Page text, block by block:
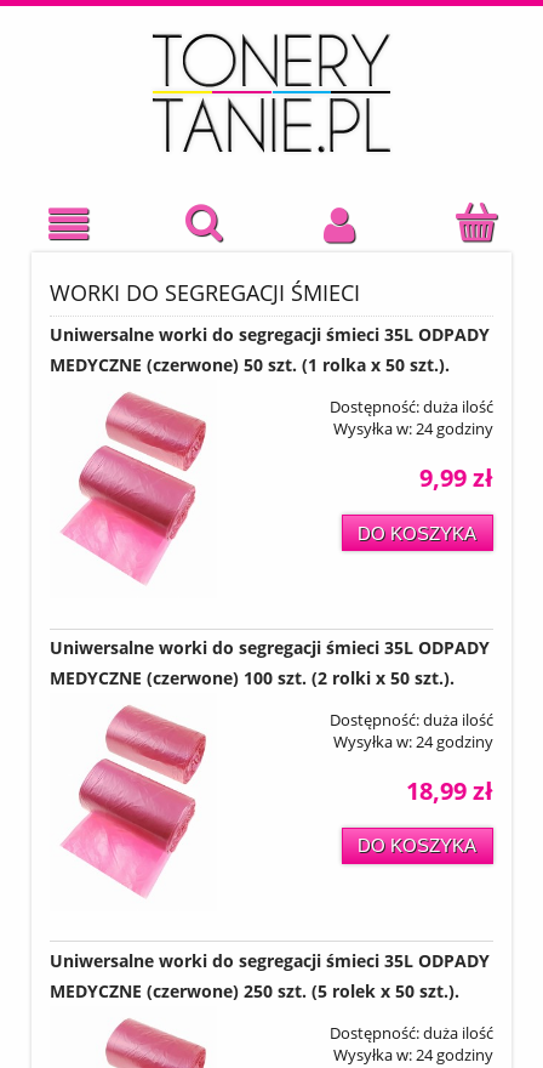
WORKI DO SEGREGACJI ŚMIECI
Uniwersalne worki do segregacji śmieci 35L ODPADY
MEDYCZNE (czerwone) 50 szt. (1 rolka x 50 szt.).
Dostępność:duża ilość
Wysyłka w:24 godziny
9,99 zł
DO KOSZYKA
Uniwersalne worki do segregacji śmieci 35L ODPADY
MEDYCZNE (czerwone) 100 szt. (2 rolki x 50 szt.).
Dostępność:duża ilość
Wysyłka w:24 godziny
18,99 zł
DO KOSZYKA
Uniwersalne worki do segregacji śmieci 35L ODPADY
MEDYCZNE (czerwone) 250 szt. (5 rolek x 50 szt.).
Dostępność:duża ilość
Wysyłka w:24 godziny